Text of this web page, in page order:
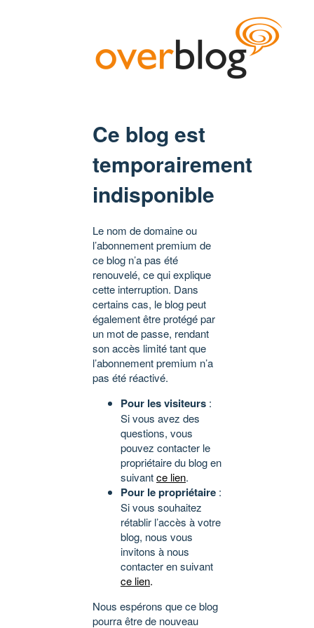
Ce blog est
temporairement
indisponible
Le nom de domaine ou
l’abonnement premium de
ce blog n’a pas été
renouvelé, ce qui explique
cette interruption. Dans
certains cas, le blog peut
également être protégé par
un mot de passe, rendant
son accès limité tant que
l’abonnement premium n’a
pas été réactivé.
Pour les visiteurs :
Si vous avez des
questions, vous
pouvez contacter le
propriétaire du blog en
suivantce lien.
Pour le propriétaire :
Si vous souhaitez
rétablir l’accès à votre
blog, nous vous
invitons à nous
contacter en suivant
ce lien.
Nous espérons que ce blog
pourra être de nouveau